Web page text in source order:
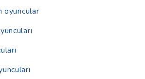
oyuncular